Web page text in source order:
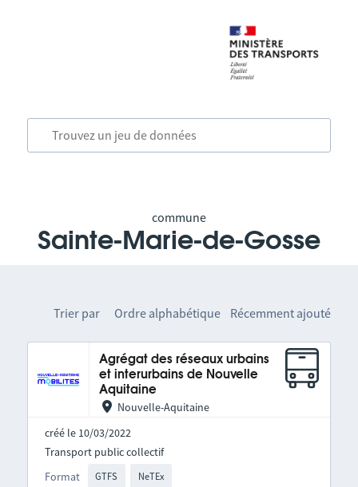
commune
Sainte-Marie-de-Gosse
Trier par Ordre alphabétique Récemment ajouté
Agrégat des réseaux urbains
et interurbains de Nouvelle
Aquitaine
Nouvelle-Aquitaine
créé le 10/03/2022
Format GTFS NeTEx
Transport public collectif